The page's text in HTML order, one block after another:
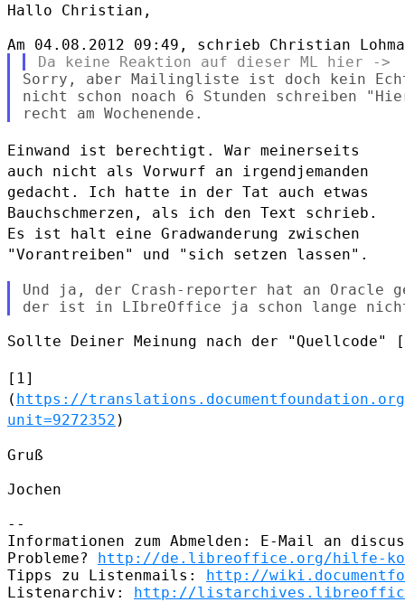
Hallo Christian,
Sorry, aber Mailingliste ist doch kein
nicht schon noach 6 Stunden schreiben
Einwand ist berechtigt. War meinerseits
auch nicht als Vorwurf an irgendjemanden
gedacht. Ich hatte in der Tat auch etwas
Bauchschmerzen, als ich den Text schrieb.
Es ist halt eine Gradwanderung zwischen
"Vorantreiben" und "sich setzen lassen".
Und ja, der Crash-reporter hat an Oracle
Sollte Deiner Meinung nach der "Quellcode"
[1]
( https://
unit=9272352 )
Gruß
Jochen
--
Informationen zum Abmelden: E-Mail an
Probleme? http://de.libreoffice.org/hilfe-
Tipps zu Listenmails: http://
Listenarchiv: http://